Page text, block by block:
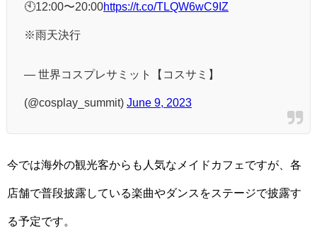
🕙12:00〜20:00https://t.co/TLQW6wC9IZ
※雨天決行
— 世界コスプレサミット【コスサミ】
(@cosplay_summit) June 9, 2023
今では海外の観光客からも人気なメイドカフェですが、各
店舗で普段披露している楽曲やダンスをステージで披露す
る予定です。